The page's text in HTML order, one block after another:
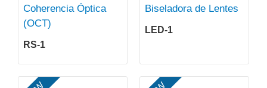
Coherencia Óptica
(OCT)
RS-1
Biseladora de Lentes
LED-1